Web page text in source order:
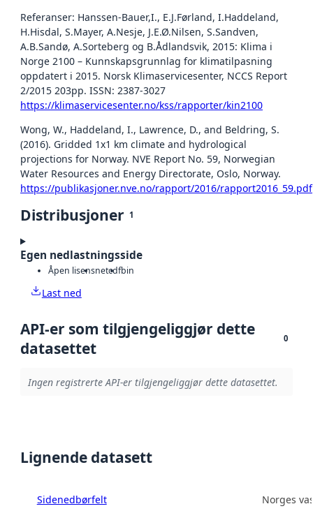
Referanser: Hanssen-Bauer,I., E.J.Førland, I.Haddeland,
H.Hisdal, S.Mayer, A.Nesje, J.E.Ø.Nilsen, S.Sandven,
A.B.Sandø, A.Sorteberg og B.Ådlandsvik, 2015: Klima i
Norge 2100 – Kunnskapsgrunnlag for klimatilpasning
oppdatert i 2015. Norsk Klimaservicesenter, NCCS Report
2/2015 203pp. ISSN: 2387-3027
https://klimaservicesenter.no/kss/rapporter/kin2100
Wong, W., Haddeland, I., Lawrence, D., and Beldring, S.
(2016). Gridded 1x1 km climate and hydrological
projections for Norway. NVE Report No. 59, Norwegian
Water Resources and Energy Directorate, Oslo, Norway.
https://publikasjoner.nve.no/rapport/2016/rapport2016_59.pdf
Distribusjoner 1
Egen nedlastningsside
Åpen lisensnetcdfbin
Last ned
API-er som tilgjengeliggjør dette
datasettet
0
Ingen registrerte API-er tilgjengeliggjør dette datasettet.
Lignende datasett
Sidenedbørfelt Norges